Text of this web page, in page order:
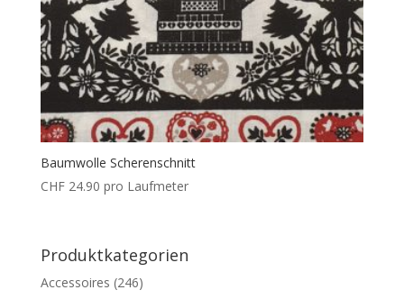
Baumwolle Scherenschnitt
CHF24.90 pro Laufmeter
Produktkategorien
Accessoires (246)